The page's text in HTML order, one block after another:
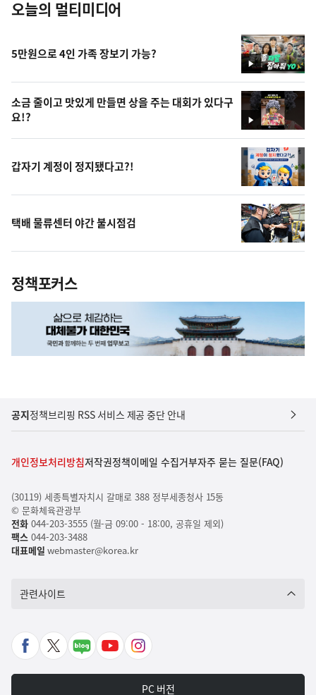
오늘의 멀티미디어
영
상
5만원으로 4인 가족 장보기 가능?
영
상
소금 줄이고 맛있게 만들면 상을 주는 대회가 있다구
요!?
갑자기 계정이 정지됐다고?!
택배 물류센터 야간 불시점검
정책포커스
공지정책브리핑 RSS 서비스 제공 중단 안내
개인정보처리방침저작권정책이메일 수집거부자주 묻는 질문(FAQ)
(30119) 세종특별자치시 갈매로 388 정부세종청사 15동
© 문화체육관광부
전화044-203-3555 (월-금 09:00 - 18:00, 공휴일 제외)
팩스044-203-3488
대표메일 webmaster@korea.kr
관련사이트
페
X
네
유
인
타
PC 버전